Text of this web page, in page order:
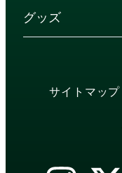
グッズ
サイトマップ